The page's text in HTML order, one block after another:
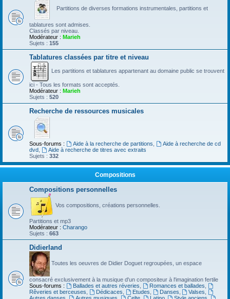
Partitions de diverses formations instrumentales, partitions et
tablatures sont admises.
Classés par niveau.
Modérateur : Marieh
Sujets : 155
Tablatures classées par titre et niveau
Les partitions et tablatures appartenant au domaine public se trouvent
ici - Tous les formats sont acceptés.
Modérateur : Marieh
Sujets : 520
Recherche de ressources musicales
Sous-forums : Aide à la recherche de partitions
Aide à recherche de cd
dvd
Aide à recherche de titres avec extraits
Sujets : 332
Compositions
Compositions personnelles
Vos compositions, créations personnelles.
Partitions et mp3
Modérateur : Charango
Sujets : 663
Didierland
Toutes les oeuvres de Didier Doguet regroupées, un espace
consacré exclusivement à la musique d'un compositeur à l'imagination fertile
Sous-forums :
Ballades et autres réveries Romances et ballades
Rêveries et berceuses
Dédicaces Etudes Danses Valses